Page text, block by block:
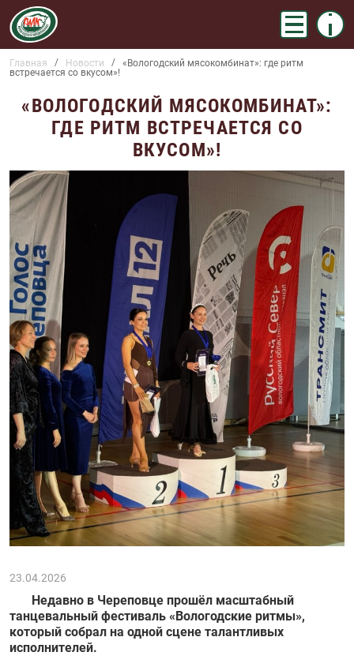
МенюInfo
БАННЕР
СТРОКА НАВИГАЦИИ
Главная Новости
«Вологодский мясокомбинат»: где ритм
встречается со вкусом»!
«ВОЛОГОДСКИЙ МЯСОКОМБИНАТ»:
ГДЕ РИТМ ВСТРЕЧАЕТСЯ СО
ВКУСОМ»!
23.04.2026
Недавно в Череповце прошёл масштабный
танцевальный фестиваль «Вологодские ритмы»,
который собрал на одной сцене талантливых
исполнителей.